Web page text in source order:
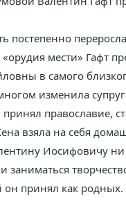
постепенно
мести» Гафт
в самого
изменила
православие,
взяла на себя
Иосифовичу
заниматься
он принял как родных.